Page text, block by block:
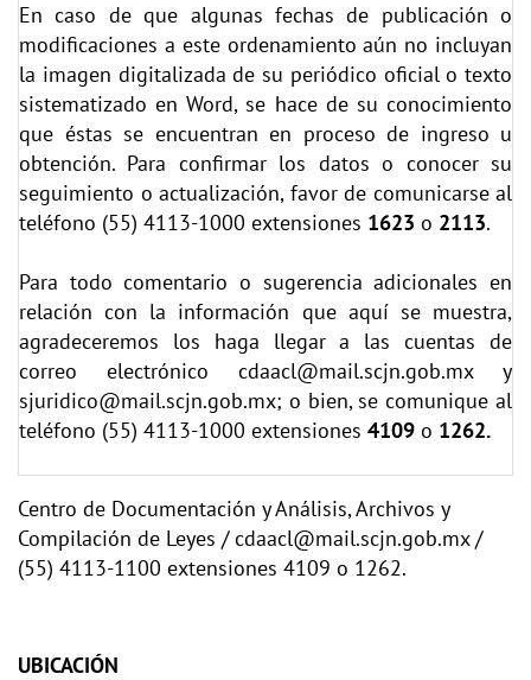
En caso de que algunas fechas de publicación o
modificaciones a este ordenamiento aún no incluyan
la imagen digitalizada de su periódico oficial o texto
sistematizado en Word, se hace de su conocimiento
que éstas se encuentran en proceso de ingreso u
obtención. Para confirmar los datos o conocer su
seguimiento o actualización, favor de comunicarse al
teléfono (55) 4113-1000 extensiones 1623 o 2113.
Para todo comentario o sugerencia adicionales en
relación con la información que aquí se muestra,
agradeceremos los haga llegar a las cuentas de
correo electrónico cdaacl@mail.scjn.gob.mxy
sjuridico@mail.scjn.gob.mx; o bien, se comunique al
teléfono (55) 4113-1000 extensiones 4109 o 1262.
Centro de Documentación y Análisis, Archivos y
Compilación de Leyes / cdaacl@mail.scjn.gob.mx /
(55) 4113-1100 extensiones 4109 o 1262.
UBICACIÓN